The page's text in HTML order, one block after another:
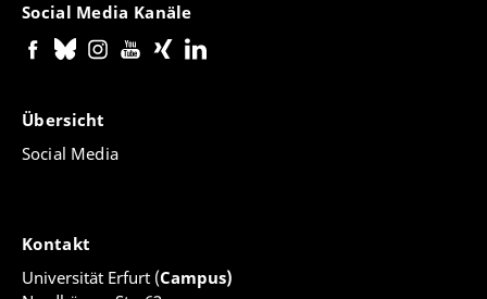
Social Media Kanäle
Übersicht
Social Media
Kontakt
Universität Erfurt (Campus)